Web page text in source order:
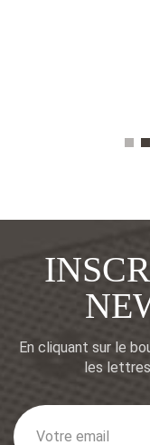
En cliquant sur le
les